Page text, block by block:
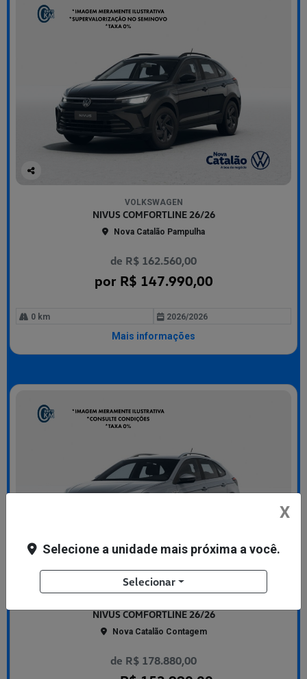
Co
VOLKSWAGEN
NIVUS COMFORTLINE 26/26
Nova Catalão Pampulha
de R$ 162.560,00
por R$ 147.990,00
0 km 2026/2026
Mais informações
arti
NIVUS COMFORTLINE 26/26
Nova Catalão Contagem
de R$ 178.880,00
X
Selecione a unidade mais próxima a você.
Selecionar